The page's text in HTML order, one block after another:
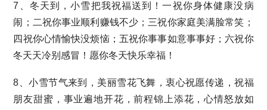
7、冬天到，小雪把我祝福送到！一祝你身体健康没病
闹；二祝你事业顺利赚钱不少；三祝你家庭美满脸常笑；
四祝你心情愉快没烦恼；五祝你事事如意事事好；六祝你
冬天天冷别感冒！愿你冬天快乐幸福！
8、小雪节气来到，美丽雪花飞舞，衷心祝愿传递，祝福
朋友甜蜜，事业遍地开花，前程锦上添花，心情怒放如